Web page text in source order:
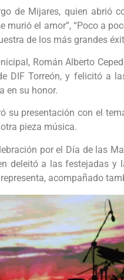
de Mijares, quien abrió
el amor”, “Poco a
de los más grandes
Román Alberto
DIF Torreón, y felicitó a
en su honor.
su presentación con el
pieza música.
por el Día de las
deleitó a las festejadas
acompañado